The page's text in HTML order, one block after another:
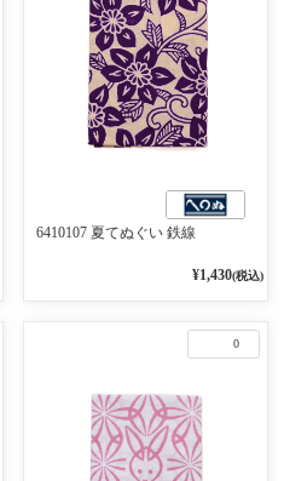
6410107 夏てぬぐい 鉄線
¥1,430(税込)
0